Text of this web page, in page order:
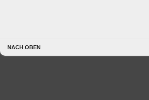
NACH OBEN